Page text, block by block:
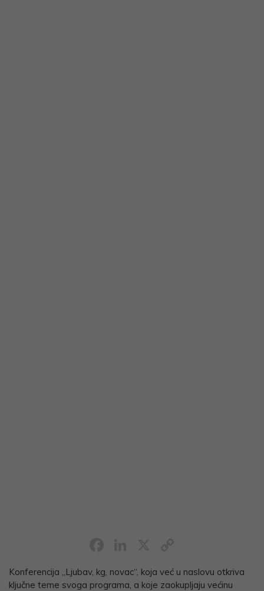
Link
Konferencija „Ljubav, kg, novac“, koja već u naslovu otkriva
ključne teme svoga programa, a koje zaokupljaju većinu